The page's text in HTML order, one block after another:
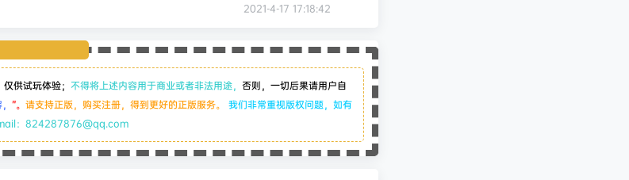
2021-4-17 17:18:42
仅供试玩体验； 不得将上述内容用于商业或者非法用途， 否则，一切后果请用户自
”。 请支持正版，购买注册，得到更好的正版服务。 我们非常重视版权问题，如有
：824287876@qq.com